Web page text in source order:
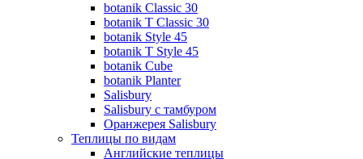
botanik Classic 30
botanik T Classic 30
botanik Style 45
botanik Т Style 45
botanik Cube
botanik Planter
Salisbury
Salisbury с тамбуром
Оранжерея Salisbury
Теплицы по видам
Английские теплицы